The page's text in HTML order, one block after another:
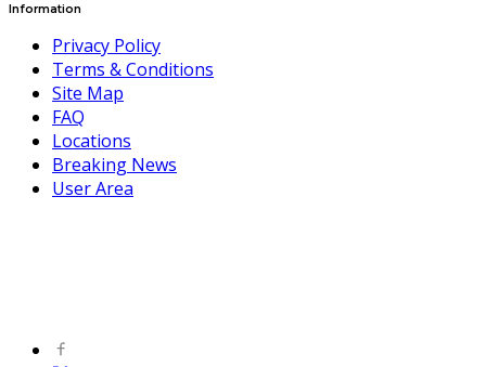
Information
Privacy Policy
Terms & Conditions
Site Map
FAQ
Locations
Breaking News
User Area